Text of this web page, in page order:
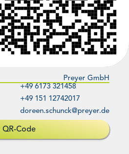
Preyer GmbH
+49 6173 321458
+49 151 12742017
doreen.schunck@preyer.de
QR-Code